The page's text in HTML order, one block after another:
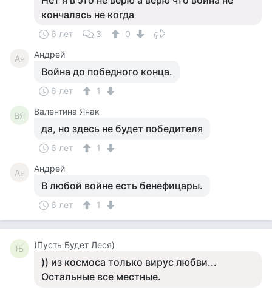
кончалась не когда
6 лет 3 0
Ан Андрей
Война до победного конца.
6 лет 1
ВЯ Валентина Янак
да, но здесь не будет победителя
6 лет 1
Ан Андрей
В любой войне есть бенефицары.
6 лет 1
)Б )Пусть Будет Леся)
)) из космоса только вирус любви...
Остальные все местные.